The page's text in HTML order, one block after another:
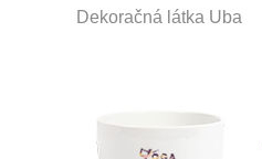
Dekoračná látka Uba